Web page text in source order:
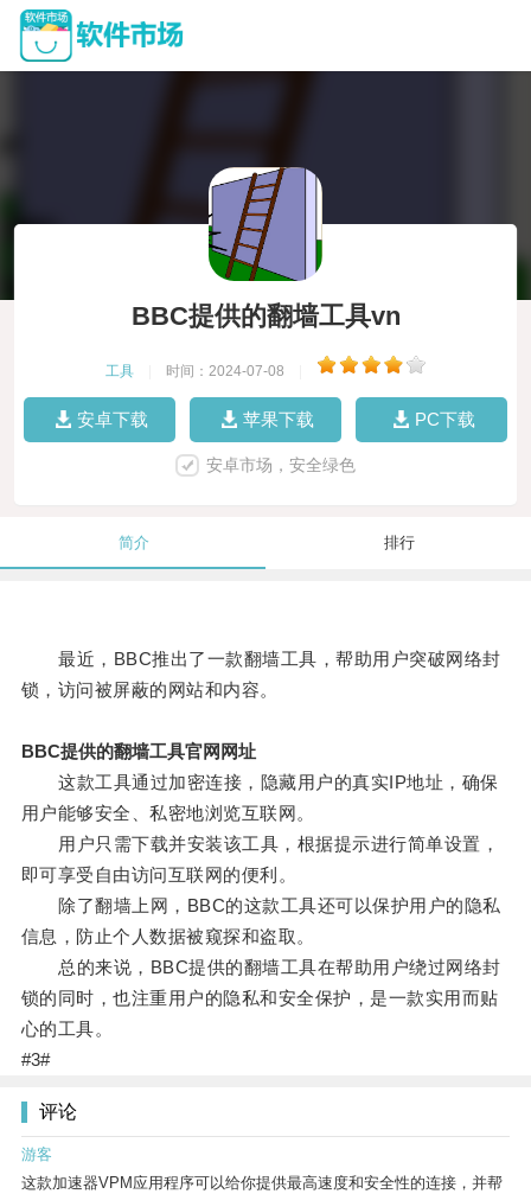
BBC提供的翻墙工具vn
工具 时间：2024-07-08
安卓下载 苹果下载 PC下载
安卓市场，安全绿色
简介 排行
最近，BBC推出了一款翻墙工具，帮助用户突破网络封
锁，访问被屏蔽的网站和内容。
BBC提供的翻墙工具官网网址
这款工具通过加密连接，隐藏用户的真实IP地址，确保
用户能够安全、私密地浏览互联网。
用户只需下载并安装该工具，根据提示进行简单设置，
即可享受自由访问互联网的便利。
除了翻墙上网，BBC的这款工具还可以保护用户的隐私
信息，防止个人数据被窥探和盗取。
总的来说，BBC提供的翻墙工具在帮助用户绕过网络封
锁的同时，也注重用户的隐私和安全保护，是一款实用而贴
心的工具。
#3#
评论
游客
这款加速器VPM应用程序可以给你提供最高速度和安全性的连接，并帮